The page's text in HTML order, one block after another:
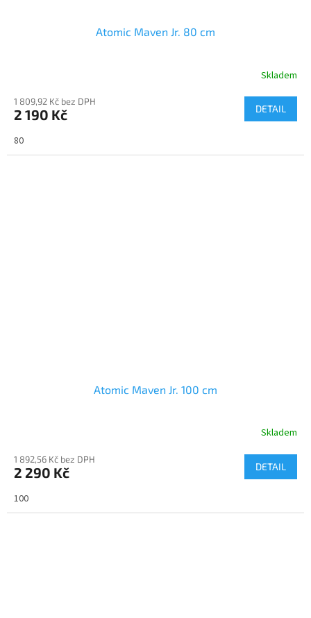
Atomic Maven Jr. 80 cm
Skladem
1 809,92 Kč bez DPH
2 190 Kč DETAIL
80
Atomic Maven Jr. 100 cm
Skladem
1 892,56 Kč bez DPH
2 290 Kč DETAIL
100